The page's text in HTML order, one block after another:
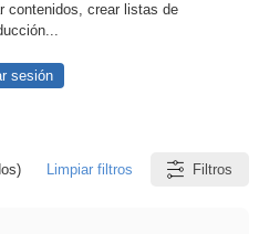
contenidos, crear listas de
sesión
Limpiar filtros Filtros